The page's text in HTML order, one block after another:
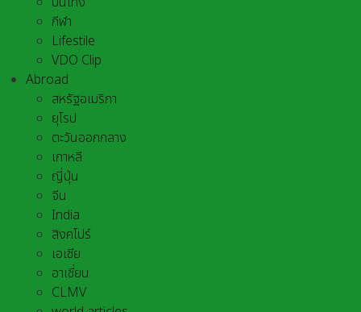
กีฬา
Lifestile
VDO Clip
Abroad
สหรัฐอเมริกา
ยุโรป
ตะวันออกกลาง
เกาหลี
ญี่ปุ่น
จีน
India
สิงคโปร์
เอเชีย
อาเชี่ยน
CLMV